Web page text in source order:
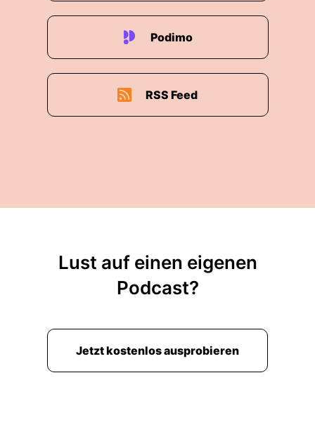
Podimo
RSS Feed
Lust auf einen eigenen
Podcast?
Jetzt kostenlos ausprobieren